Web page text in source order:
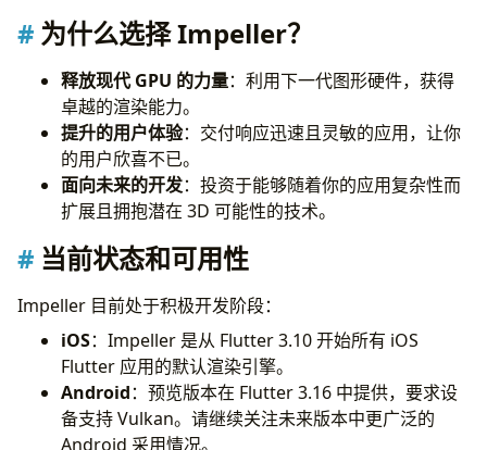
为什么选择 Impeller？
释放现代 GPU 的力量：利用下一代图形硬件，获得
卓越的渲染能力。
提升的用户体验：交付响应迅速且灵敏的应用，让你
的用户欣喜不已。
面向未来的开发：投资于能够随着你的应用复杂性而
扩展且拥抱潜在 3D 可能性的技术。
当前状态和可用性
Impeller 目前处于积极开发阶段：
iOS：Impeller 是从 Flutter 3.10 开始所有 iOS
Flutter 应用的默认渲染引擎。
Android：预览版本在 Flutter 3.16 中提供，要求设
备支持 Vulkan。请继续关注未来版本中更广泛的
Android 采用情况。